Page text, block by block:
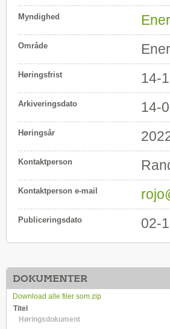
Myndighed
Område
Høringsfrist 14-
Arkiveringsdato 14-
Høringsår
Kontaktperson
Kontaktperson e-mail
Publiceringsdato 02-
DOKUMENTER
Download alle filer som zip
Titel
Høringsdokument